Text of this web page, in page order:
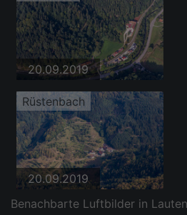
20.09.2019
Rüstenbach
20.09.2019
Benachbarte Luftbilder in